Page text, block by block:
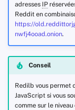
adresses IP
Reddit en
https://
nwfj4ooad.onion.
Conseil
Redilb vous permet
JavaScript si vous
comme sur le